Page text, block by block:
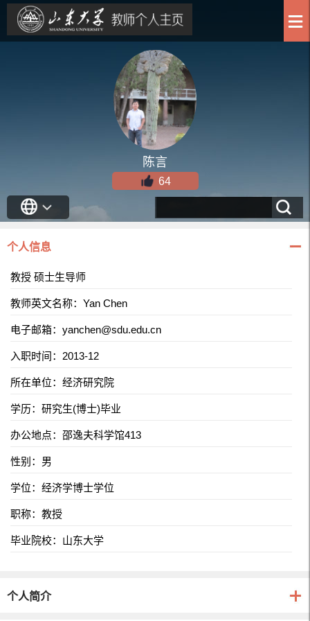
陈言
64
个人信息
教授 硕士生导师
教师英文名称：Yan Chen
电子邮箱： yanchen@sdu.edu.cn
入职时间：2013-12
所在单位：经济研究院
学历：研究生(博士)毕业
办公地点：邵逸夫科学馆413
性别：男
学位：经济学博士学位
职称：教授
毕业院校：山东大学
个人简介